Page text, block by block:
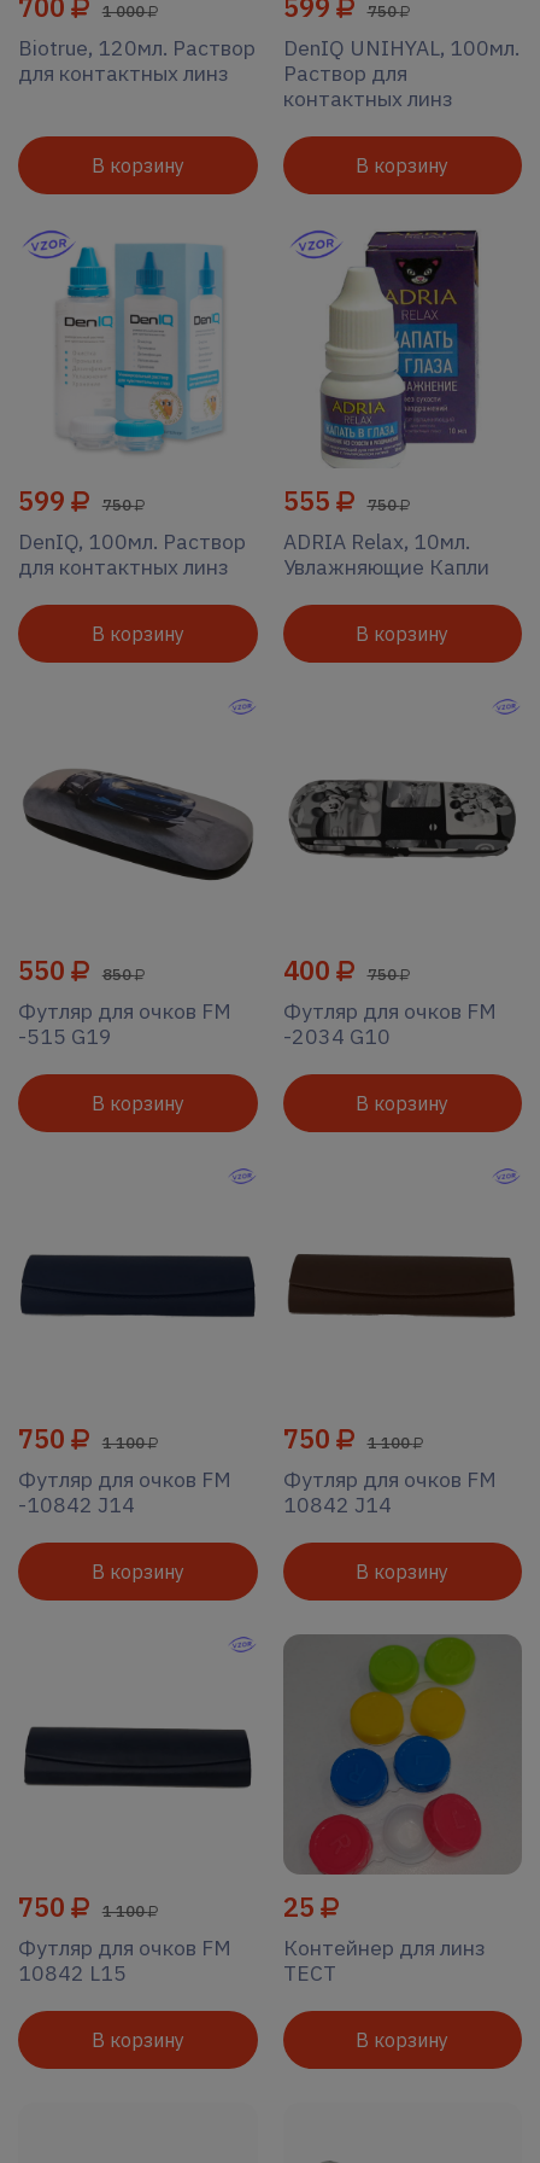
1 000
Biotrue, 120мл. Раствор
для контактных линз
В корзину
750
DenIQ UNIHYAL, 100мл.
Раствор для
контактных линз
В корзину
599 750
DenIQ, 100мл. Раствор
для контактных линз
В корзину
555 750
ADRIA Relax, 10мл.
Увлажняющие Капли
В корзину
550 850
Футляр для очков FM
-515 G19
В корзину
400 750
Футляр для очков FM
-2034 G10
В корзину
750 1 100
Футляр для очков FM
-10842 J14
В корзину
750 1 100
Футляр для очков FM
10842 J14
В корзину
750 1 100
Футляр для очков FM
10842 L15
В корзину
25
Контейнер для линз
ТЕСТ
В корзину